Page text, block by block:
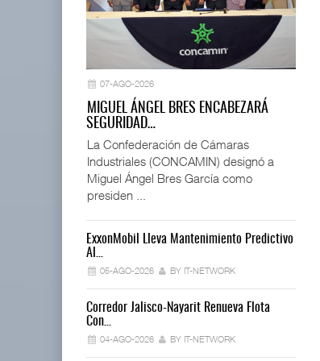
07-AGO-2026
MIGUEL ÁNGEL BRES ENCABEZARÁ
SEGURIDAD…
La Confederación de Cámaras
Industriales (CONCAMIN) designó a
Miguel Ángel Bres García como
presiden ...
ExxonMobil Lleva Mantenimiento Predictivo
Al…
05-AGO-2026 BY IT-NETWORK
Corredor Jalisco-Nayarit Renueva Flota
Con…
04-AGO-2026 BY IT-NETWORK
La